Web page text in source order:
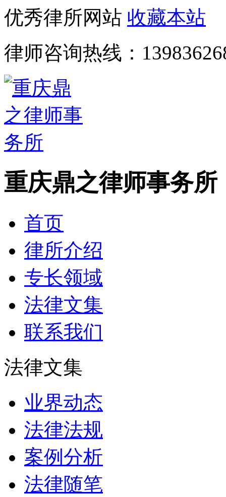
优秀律所网站 收藏本站
律师咨询热线：
重庆鼎之律师事务所
首页
律所介绍
专长领域
法律文集
联系我们
法律文集
业界动态
法律法规
案例分析
法律随笔